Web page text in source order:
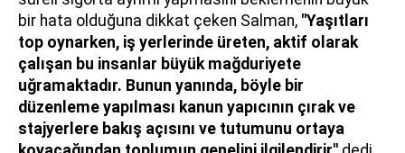
bir hata olduğuna dikkat çeken Salman, "Yaşıtları
top oynarken, iş yerlerinde üreten, aktif olarak
çalışan bu insanlar büyük mağduriyete
uğramaktadır. Bunun yanında, böyle bir
düzenleme yapılması kanun yapıcının çırak ve
stajyerlere bakış açısını ve tutumunu ortaya